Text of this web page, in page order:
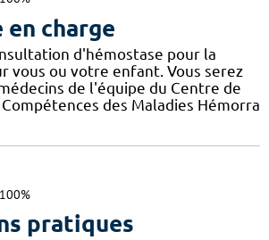
charge
d'hémostase pour la
vous ou votre enfant. Vous serez
de l'équipe du Centre de
des Maladies Hémorra
100%
pratiques